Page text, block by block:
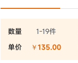
数量 1-19件
单价
￥135.00